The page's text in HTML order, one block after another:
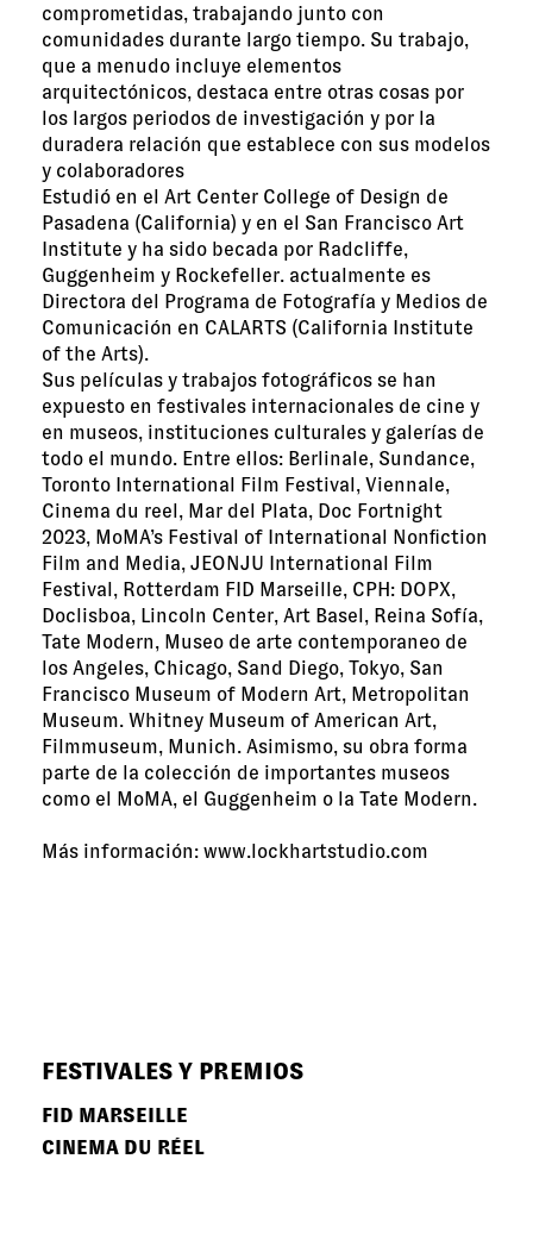
comprometidas, trabajando junto con
comunidades durante largo tiempo. Su trabajo,
que a menudo incluye elementos
arquitectónicos, destaca entre otras cosas por
los largos periodos de investigación y por la
duradera relación que establece con sus modelos
y colaboradores
Estudió en el Art Center College of Design de
Pasadena (California) y en el San Francisco Art
Institute y ha sido becada por Radcliffe,
Guggenheim y Rockefeller. actualmente es
Directora del Programa de Fotografía y Medios de
Comunicación en CALARTS (California Institute
of the Arts).
Sus películas y trabajos fotográficos se han
expuesto en festivales internacionales de cine y
en museos, instituciones culturales y galerías de
todo el mundo. Entre ellos: Berlinale, Sundance,
Toronto International Film Festival, Viennale,
Cinema du reel, Mar del Plata, Doc Fortnight
2023, MoMA’s Festival of International Nonﬁction
Film and Media, JEONJU International Film
Festival, Rotterdam FID Marseille, CPH: DOPX,
Doclisboa, Lincoln Center, Art Basel, Reina Sofía,
Tate Modern, Museo de arte contemporaneo de
los Angeles, Chicago, Sand Diego, Tokyo, San
Francisco Museum of Modern Art, Metropolitan
Museum. Whitney Museum of American Art,
Filmmuseum, Munich. Asimismo, su obra forma
parte de la colección de importantes museos
como el MoMA, el Guggenheim o la Tate Modern.
Más información: www.lockhartstudio.com
FESTIVALES Y PREMIOS
FID MARSEILLE
CINEMA DU RÉEL